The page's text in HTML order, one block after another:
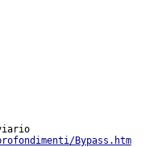
un approfondimento sul by-pass ferroviario
Bypass.htm